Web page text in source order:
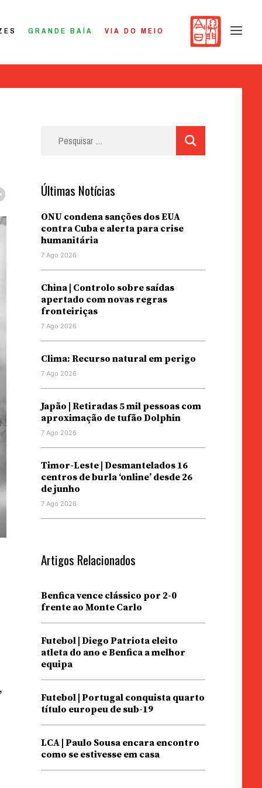
GRANDE BAÍA VIA DO MEIO
Últimas Notícias
ONU condena sanções dos EUA
contra Cuba e alerta para crise
humanitária
7 Ago 2026
China | Controlo sobre saídas
apertado com novas regras
fronteiriças
7 Ago 2026
Clima: Recurso natural em perigo
7 Ago 2026
Japão | Retiradas 5 mil pessoas com
aproximação de tufão Dolphin
7 Ago 2026
Timor-Leste | Desmantelados 16
centros de burla ‘online’ desde 26
de junho
7 Ago 2026
Artigos Relacionados
Benfica vence clássico por 2-0
frente ao Monte Carlo
Futebol | Diego Patriota eleito
atleta do ano e Benfica a melhor
equipa
Futebol | Portugal conquista quarto
título europeu de sub-19
LCA | Paulo Sousa encara encontro
como se estivesse em casa